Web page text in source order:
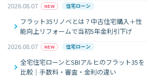
2026.08.07
NEW 住宅ローン
フラット35リノベとは？中古住宅購入＋性
能向上リフォームで当初5年金利引下げ
2026.08.07
NEW 住宅ローン
全宅住宅ローンとSBIアルヒのフラット35を
比較｜手数料・審査・金利の違い